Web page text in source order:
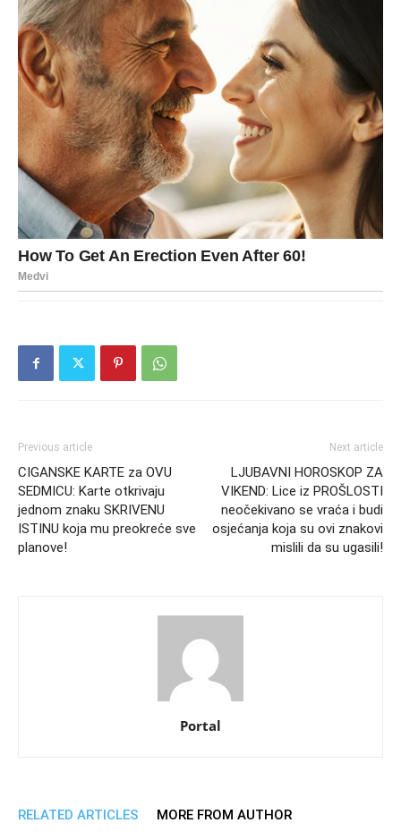
Previous article
CIGANSKE KARTE za OVU
SEDMICU: Karte otkrivaju
jednom znaku SKRIVENU
ISTINU koja mu preokreće sve
planove!
Next article
LJUBAVNI HOROSKOP ZA
VIKEND: Lice iz PROŠLOSTI
neočekivano se vraća i budi
osjećanja koja su ovi znakovi
mislili da su ugasili!
Portal
RELATED ARTICLES MORE FROM AUTHOR